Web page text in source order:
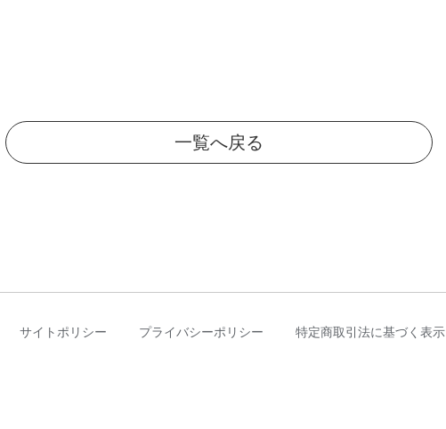
一覧へ戻る
サイトポリシー プライバシーポリシー 特定商取引法に基づく表示